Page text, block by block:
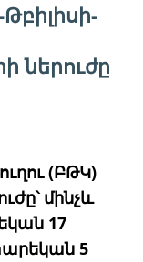
ներուժը
(ԲԹԿ)
մինչև
17
5